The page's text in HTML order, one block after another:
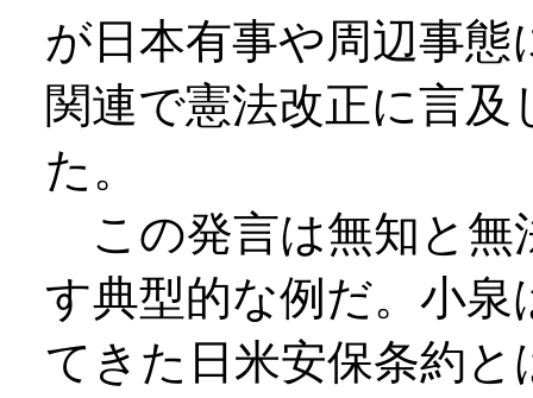
が日本有事や周辺事
関連で憲法改正に言
た。
この発言は無知と無
す典型的な例だ。小
てきた日米安保条約